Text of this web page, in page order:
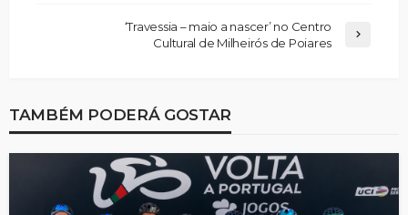
‘Travessia – maio a nascer’ no Centro
Cultural de Milheirós de Poiares
TAMBÉM PODERÁ GOSTAR